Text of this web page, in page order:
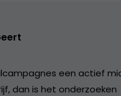
een actief
dan is het onderzoeken